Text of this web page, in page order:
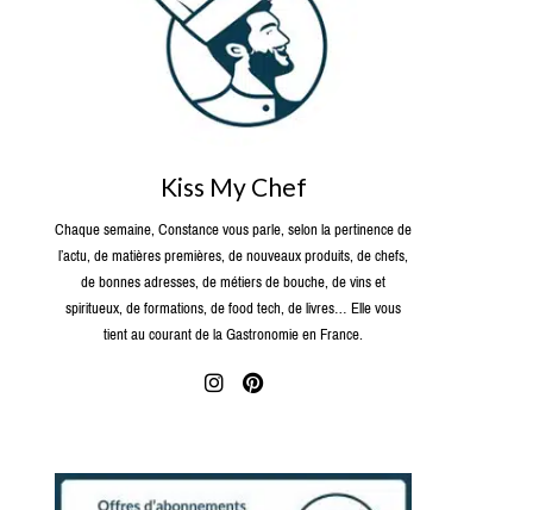
Kiss My Chef
Chaque semaine, Constance vous parle, selon la pertinence de
l’actu, de matières premières, de nouveaux produits, de chefs,
de bonnes adresses, de métiers de bouche, de vins et
spiritueux, de formations, de food tech, de livres… Elle vous
tient au courant de la Gastronomie en France.